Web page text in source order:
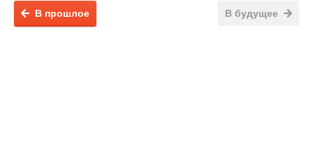
В будущее
В прошлое